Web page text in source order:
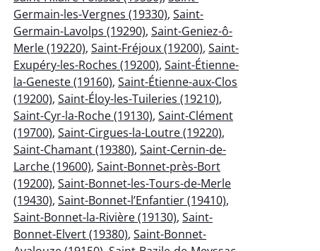
Germain-les-Vergnes (19330), Saint-
Germain-Lavolps (19290), Saint-Geniez-ô-
Merle (19220), Saint-Fréjoux (19200), Saint-
Exupéry-les-Roches (19200), Saint-Étienne-
la-Geneste (19160), Saint-Étienne-aux-Clos
(19200), Saint-Éloy-les-Tuileries (19210),
Saint-Cyr-la-Roche (19130), Saint-Clément
(19700), Saint-Cirgues-la-Loutre (19220),
Saint-Chamant (19380), Saint-Cernin-de-
Larche (19600), Saint-Bonnet-près-Bort
(19200), Saint-Bonnet-les-Tours-de-Merle
(19430), Saint-Bonnet-l’Enfantier (19410),
Saint-Bonnet-la-Rivière (19130), Saint-
Bonnet-Elvert (19380), Saint-Bonnet-